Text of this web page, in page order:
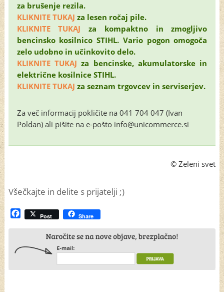
za brušenje rezila.
KLIKNITE TUKAJ za lesen ročaj pile.
KLIKNITE TUKAJ za kompaktno in zmogljivo
bencinsko kosilnico STIHL. Vario pogon omogoča
zelo udobno in učinkovito delo.
KLIKNITE TUKAJ za bencinske, akumulatorske in
električne kosilnice STIHL.
KLIKNITE TUKAJ za seznam trgovcev in serviserjev.
Za več informacij pokličite na 041 704 047 (Ivan
Poldan) ali pišite na e-pošto info@unicommerce.si
© Zeleni svet
Všečkajte in delite s prijatelji ;)
Facebook
Post Share